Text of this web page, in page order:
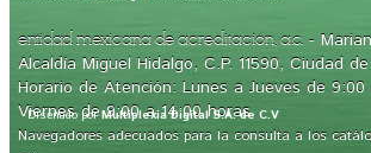
entidad mexicana de acreditación, a.c. -
Alcaldía Miguel Hidalgo, C.P. 11590, Ciudad
Horario de Atención: Lunes a Jueves de 9:00
Viernes de 9:00 a 14:00 horas
Navegadores adecuados para la consulta a los
Diseñado porMultiplexia Digital S.A. de C.V